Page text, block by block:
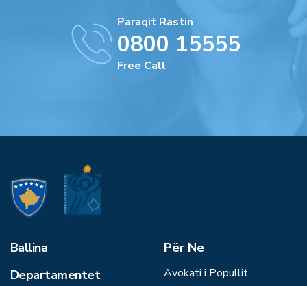
Paraqit Rastin
0800 15555
Free Call
Ballina
Departamentet
Për Ne
Avokati i Popullit